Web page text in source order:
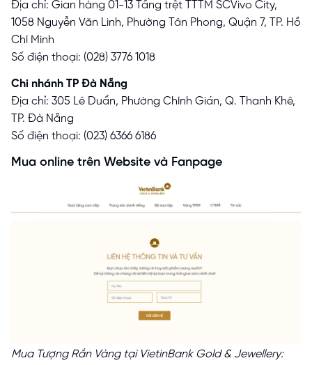
Địa chỉ: Gian hàng 01-13 Tầng trệt TTTM SCVivo City,
1058 Nguyễn Văn Linh, Phường Tân Phong, Quận 7, TP. Hồ
Chí Minh
Số điện thoại: (028) 3776 1018
Chi nhánh TP Đà Nẵng
Địa chỉ: 305 Lê Duẩn, Phường Chính Gián, Q. Thanh Khê,
TP. Đà Nẵng
Số điện thoại: (023) 6366 6186
Mua online trên Website và Fanpage
Mua Tượng Rắn Vàng tại VietinBank Gold & Jewellery: